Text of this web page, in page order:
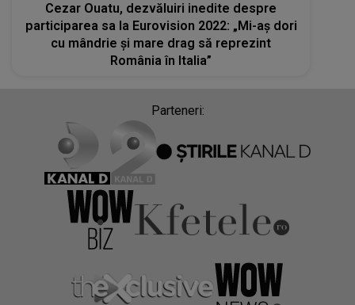
Cezar Ouatu, dezvăluiri inedite despre
participarea sa la Eurovision 2022: „Mi-aş dori
cu mândrie şi mare drag să reprezint
România în Italia”
Parteneri: